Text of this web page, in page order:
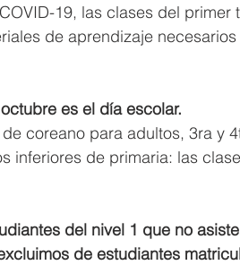
19, las clases del
de aprendizaje
octubre es el día escolar.
coreano para adultos, 3ra y
inferiores de primaria: las
del nivel 1 que no
de estudiantes